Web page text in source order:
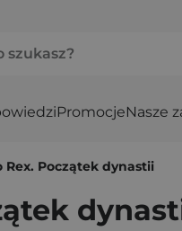
PromocjeNasze
Rex. Początek dynastii